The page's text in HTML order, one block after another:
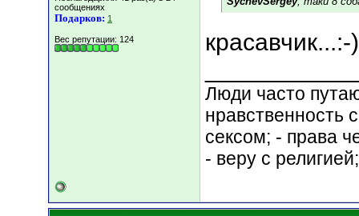
сообщениях
Подарков: 1
Вес репутации: 124
красавчик...:-)
Люди часто
нравственность
сексом; - права
- веру с